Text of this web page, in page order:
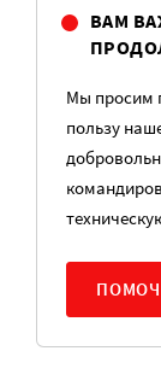
ВАМ
Мы просим
пользу